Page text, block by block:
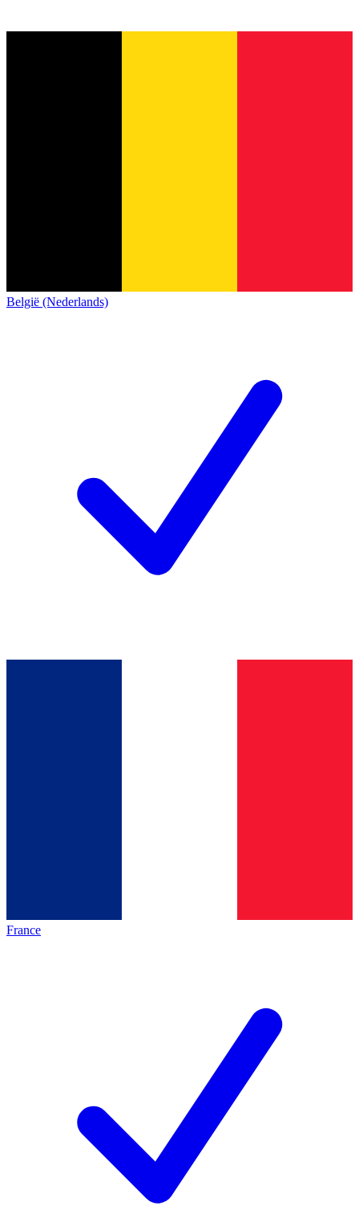
België (Nederlands)
France